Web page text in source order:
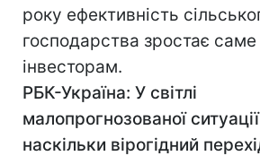
року ефективність
господарства зростає
інвесторам.
РБК-Україна: У світлі
малопрогнозованої
наскільки вірогідний